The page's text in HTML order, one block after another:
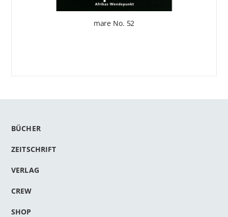
mare No. 52
BÜCHER
ZEITSCHRIFT
VERLAG
CREW
SHOP